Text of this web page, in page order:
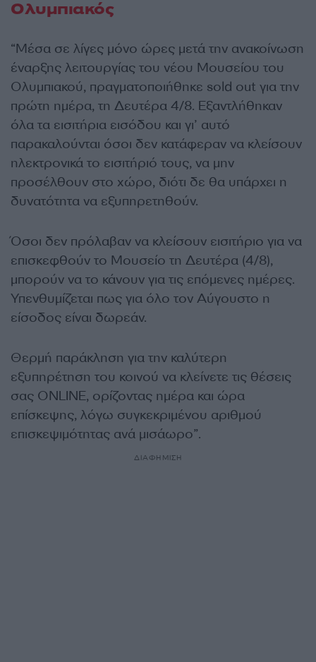
Ολυμπιακός
“Μέσα σε λίγες μόνο ώρες μετά την ανακοίνωση
έναρξης λειτουργίας του νέου Μουσείου του
Ολυμπιακού, πραγματοποιήθηκε sold out για την
πρώτη ημέρα, τη Δευτέρα 4/8. Εξαντλήθηκαν
όλα τα εισιτήρια εισόδου και γι’ αυτό
παρακαλούνται όσοι δεν κατάφεραν να κλείσουν
ηλεκτρονικά το εισιτήριό τους, να μην
προσέλθουν στο χώρο, διότι δε θα υπάρχει η
δυνατότητα να εξυπηρετηθούν.
Όσοι δεν πρόλαβαν να κλείσουν εισιτήριο για να
επισκεφθούν το Μουσείο τη Δευτέρα (4/8),
μπορούν να το κάνουν για τις επόμενες ημέρες.
Υπενθυμίζεται πως για όλο τον Αύγουστο η
είσοδος είναι δωρεάν.
Θερμή παράκληση για την καλύτερη
εξυπηρέτηση του κοινού να κλείνετε τις θέσεις
σας ONLINE, ορίζοντας ημέρα και ώρα
επίσκεψης, λόγω συγκεκριμένου αριθμού
επισκεψιμότητας ανά μισάωρο”.
ΔΙΑΦΗΜΙΣΗ